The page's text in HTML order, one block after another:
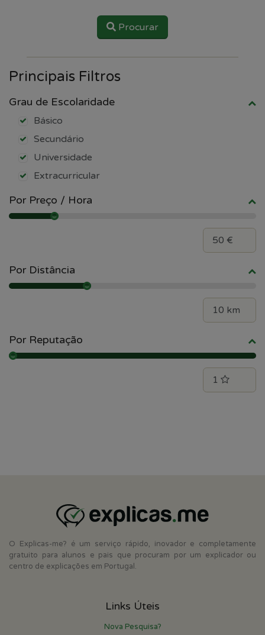
Procurar
Principais Filtros
Grau de Escolaridade
Básico
Secundário
Universidade
Extracurricular
Por Preço / Hora
Por Distância
Por Reputação
O Explicas-me? é um serviço rápido, inovador e completamente
gratuito para alunos e pais que procuram por um explicador ou
centro de explicações em Portugal.
Links Úteis
Nova Pesquisa?